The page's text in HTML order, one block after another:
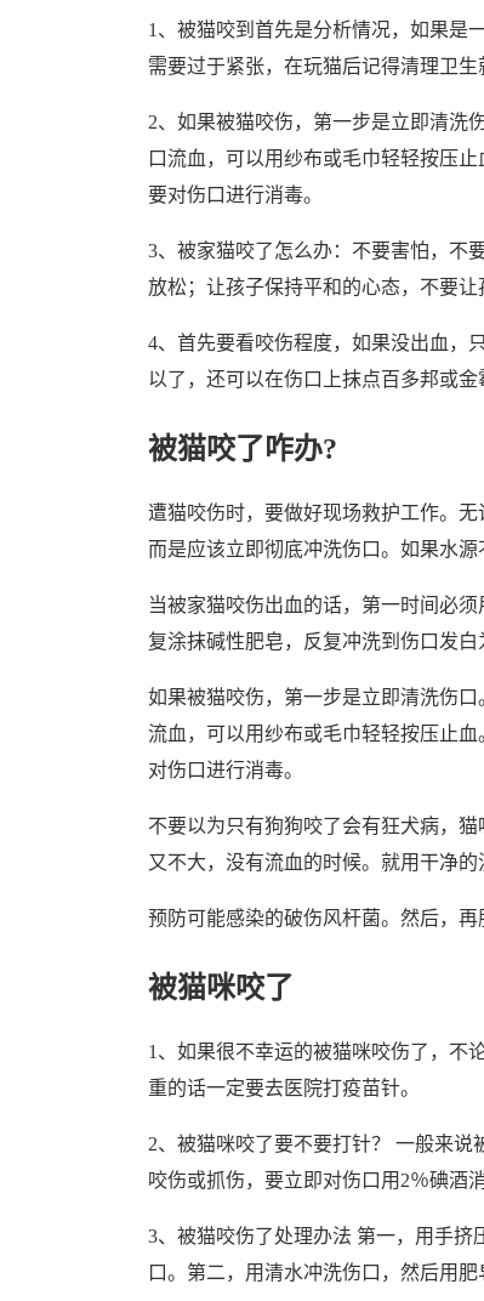
1、被猫咬到首先是分析情况，如果是
需要过于紧张，在玩猫后记得清理卫生
2、如果被猫咬伤，第一步是立即清洗
口流血，可以用纱布或毛巾轻轻按压
要对伤口进行消毒。
3、被家猫咬了怎么办：不要害怕，不
放松；让孩子保持平和的心态，不要
4、首先要看咬伤程度，如果没出血，
以了，还可以在伤口上抹点百多邦或金
被猫咬了咋办?
遭猫咬伤时，要做好现场救护工作。
而是应该立即彻底冲洗伤口。如果水
当被家猫咬伤出血的话，第一时间必
复涂抹碱性肥皂，反复冲洗到伤口发
如果被猫咬伤，第一步是立即清洗伤
流血，可以用纱布或毛巾轻轻按压止
对伤口进行消毒。
不要以为只有狗狗咬了会有狂犬病，
又不大，没有流血的时候。就用干净
预防可能感染的破伤风杆菌。然后，再
被猫咪咬了
1、如果很不幸运的被猫咪咬伤了，不
重的话一定要去医院打疫苗针。
2、被猫咪咬了要不要打针？ 一般来
咬伤或抓伤，要立即对伤口用2％碘酒
3、被猫咬伤了处理办法 第一，用手
口。第二，用清水冲洗伤口，然后用